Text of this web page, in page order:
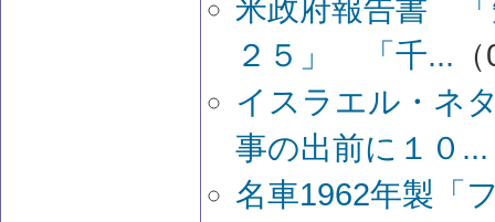
米政府報告書
２５」 「千...
イスラエル・ネ
事の出前に１０...
名車1962年製「